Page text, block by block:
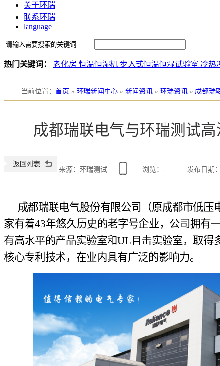
关于环瑞
联系环瑞
language
热门关键词： 老化房 恒温恒湿机 步入式恒温恒湿试验室 冷热
当前位置 ： 首页 » 环瑞新闻中心 » 新闻资讯 » 环瑞资讯 » 成都瑞
成都瑞联电气与环瑞测试
来源：环瑞测试 浏览： - 发布日期
成都瑞联电气股份有限公司（原成都市低压
家有着43年悠久历史的老字号企业，公司拥有
有高水平的产品实验室和UL目击实验室，取得
核心专利技术，在业内具有广泛的影响力。